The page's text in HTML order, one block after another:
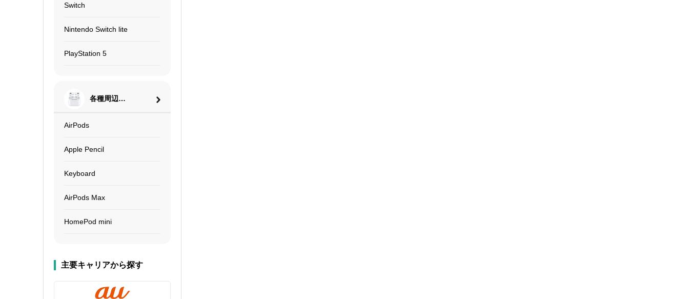
Switch
Nintendo Switch lite
PlayStation 5
各種周辺機
AirPods
Apple Pencil
Keyboard
AirPods Max
HomePod mini
主要キャリアから探す